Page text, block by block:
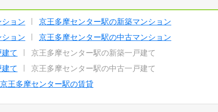
ョン
京王多摩センター駅の新築マンション
ョン
京王多摩センター駅の中古マンション
て
京王多摩センター駅の新築一戸建て
て
京王多摩センター駅の中古一戸建て
京王多摩センター駅の賃貸